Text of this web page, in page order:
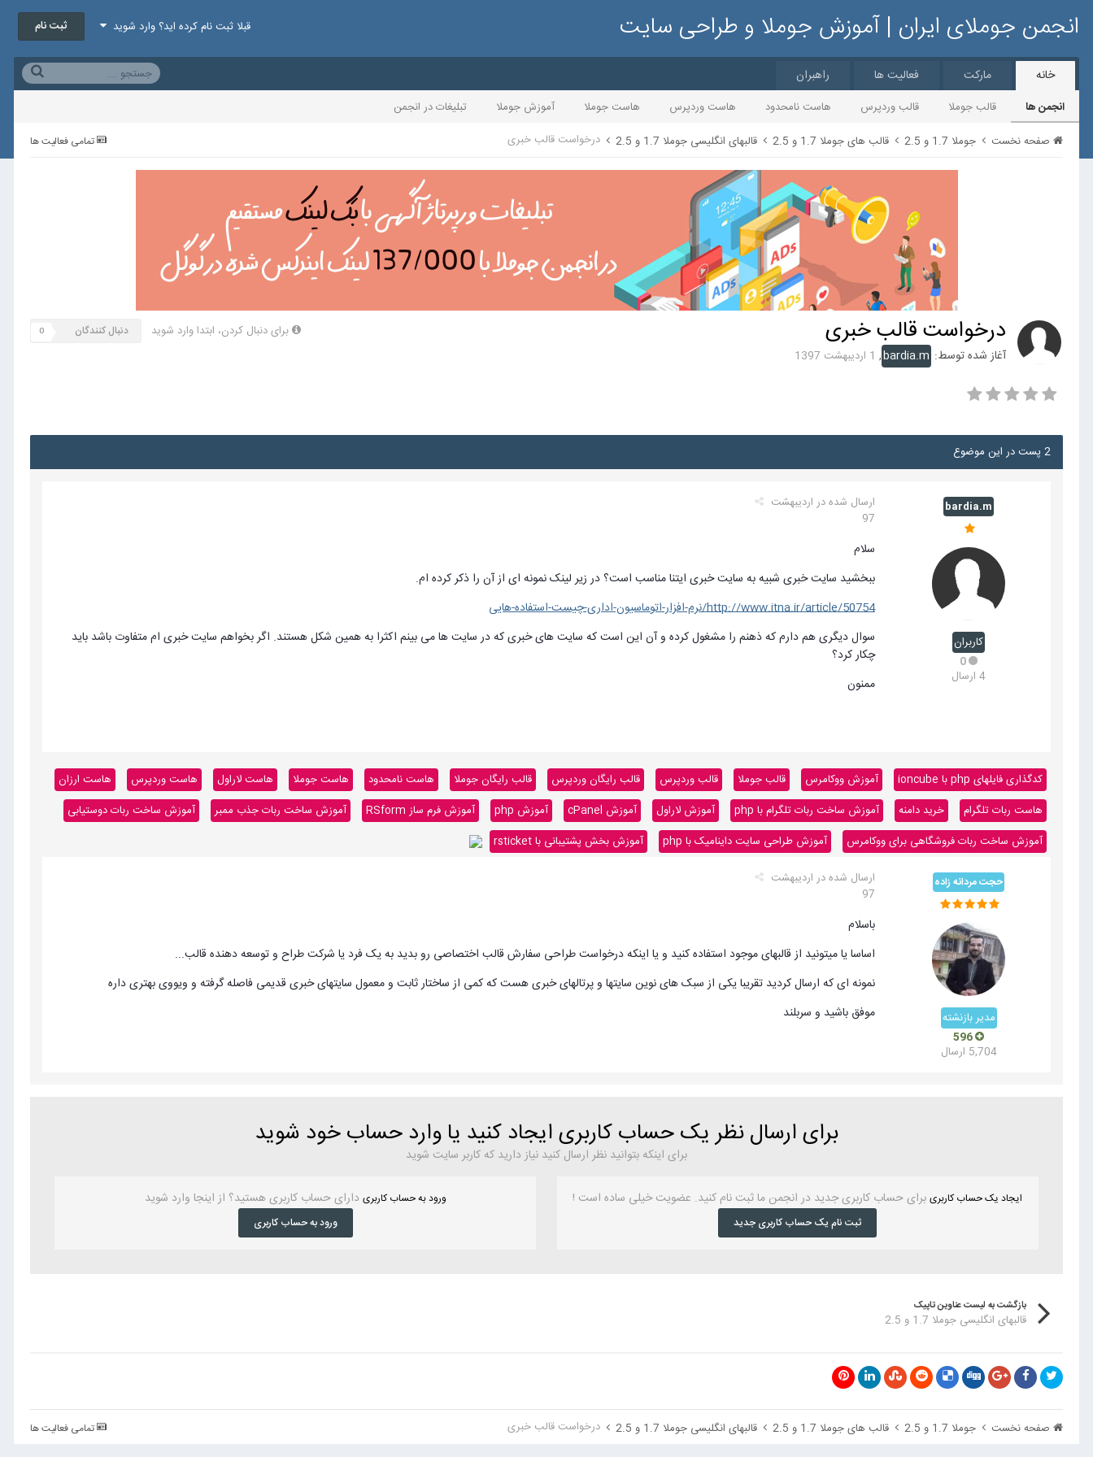
انجمن جوملای ایران | آموزش جوملا و طراحی سایت قبلا ثبت نام کرده اید؟ وارد شوید ثبت نام
خانه
انجمن ها قالب جوملا قالب وردپرس هاست نامحدود هاست وردپرس هاست جوملا آموزش جوملا تبلیغات در انجمن
مارکت فعالیت ها راهبران
تمامی فعالیت ها صفحه نخست جوملا 1.7 و 2.5 قالب های جوملا 1.7 و 2.5 قالبهای انگلیسی جوملا 1.7 و 2.5 درخواست قالب خبری
برای دنبال کردن، ابتدا وارد شوید دنبال کنندگان 0 درخواست قالب خبری
آغاز شده توسط: bardia.m
, 1 اردیبهشت 1397
2 پست در این موضوع
bardia.m
کاربران
4 ارسال
ارسال شده در اردیبهشت
97
سلام
ببخشید سایت خبری شبیه به سایت خبری ایتنا مناسب است؟ در زیر لینک نمونه ای از آن را ذکر کرده ام.
http://www.itna.ir/article/50754/نرم-افزار-اتوماسیون-اداری-چیست-استفاده-هایی
سوال دیگری هم دارم که ذهنم را مشغول کرده و آن این است که سایت های خبری که در سایت ها می بینم اکثرا به همین شکل هستند. اگر بخواهم سایت خبری ام متفاوت باشد باید
چکار کرد؟
ممنون
کدگذاری فایلهای php با ioncube آموزش ووکامرس قالب جوملا قالب وردپرس قالب رایگان وردپرس قالب رایگان جوملا هاست نامحدود هاست جوملا هاست لاراول هاست وردپرس
هاست ارزان
هاست ربات تلگرام
خرید دامنه آموزش ساخت ربات تلگرام با php آموزش لاراول آموزش cPanel آموزش php آموزش فرم ساز RSform آموزش ساخت ربات جذب ممبر
آموزش ساخت ربات دوستیابی
آموزش ساخت ربات فروشگاهی برای ووکامرس
آموزش طراحی سایت داینامیک با php آموزش بخش پشتیبانی با rsticket
حجت مردانه زاده
مدیر بازنشته
5,704 ارسال
ارسال شده در اردیبهشت
97
باسلام
اساسا یا میتونید از قالبهای موجود استفاده کنید و یا اینکه درخواست طراحی سفارش قالب اختصاصی رو بدید به یک فرد یا شرکت طراح و توسعه دهنده قالب...
نمونه ای که ارسال کردید تقریبا یکی از سبک های نوین سایتها و پرتالهای خبری هست که کمی از ساختار ثابت و معمول سایتهای خبری قدیمی فاصله گرفته و ویووی بهتری داره
موفق باشید و سربلند
برای ارسال نظر یک حساب کاربری ایجاد کنید یا وارد حساب خود شوید
برای اینکه بتوانید نظر ارسال کنید نیاز دارید که کاربر سایت شوید
ایجاد یک حساب کاربری برای حساب کاربری جدید در انجمن ما ثبت نام کنید. عضویت خیلی ساده است !
ثبت نام یک حساب کاربری جدید
ورود به حساب کاربری دارای حساب کاربری هستید؟ از اینجا وارد شوید
ورود به حساب کاربری
بازگشت به لیست عناوین تاپیک
قالبهای انگلیسی جوملا 1.7 و 2.5
تمامی فعالیت ها صفحه نخست جوملا 1.7 و 2.5 قالب های جوملا 1.7 و 2.5 قالبهای انگلیسی جوملا 1.7 و 2.5 درخواست قالب خبری